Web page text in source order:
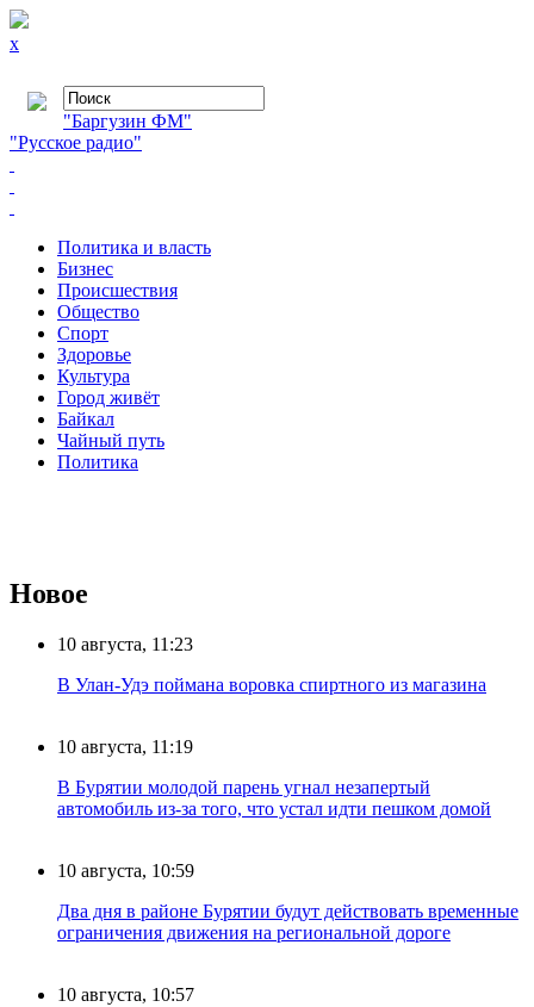
x
"Баргузин ФМ"
"Русское радио"
Политика и власть
Бизнес
Происшествия
Общество
Cпорт
Здоровье
Культура
Город живёт
Байкал
Чайный путь
Политика
Новое
10 августа, 11:23
В Улан-Удэ поймана воровка спиртного из магазина
10 августа, 11:19
В Бурятии молодой парень угнал незапертый
автомобиль из-за того, что устал идти пешком домой
10 августа, 10:59
Два дня в районе Бурятии будут действовать временные
ограничения движения на региональной дороге
10 августа, 10:57